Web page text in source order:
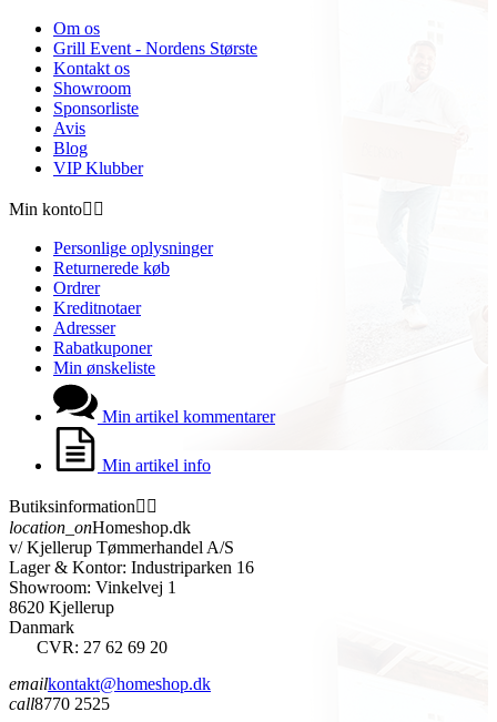
Om os
Grill Event - Nordens Største
Kontakt os
Showroom
Sponsorliste
Avis
Blog
VIP Klubber
Min konto 
Personlige oplysninger
Returnerede køb
Ordrer
Kreditnotaer
Adresser
Rabatkuponer
Min ønskeliste
Min artikel kommentarer
Min artikel info
Butiksinformation 
location_onHomeshop.dk
v/ Kjellerup Tømmerhandel A/S
Lager & Kontor: Industriparken 16
Showroom: Vinkelvej 1
8620 Kjellerup
Danmark
CVR: 27 62 69 20
emailkontakt@homeshop.dk
call8770 2525